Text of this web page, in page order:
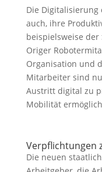
Die Digitalisierung
auch, ihre
beispielsweise
Origer
Organisation und
Mitarbeiter sind
Austritt digital zu
Mobilität
Verpflichtungen
Die neuen